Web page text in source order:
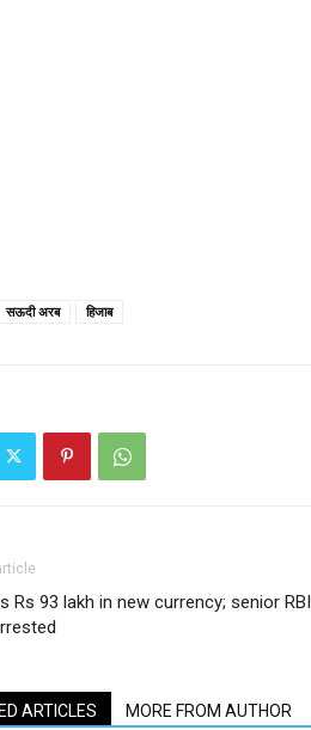
सऊदी अरब हिजाब
Rs 93 lakh in new currency; senior RBI
ARTICLES MORE FROM AUTHOR